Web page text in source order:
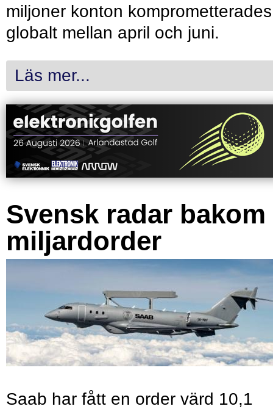
miljoner konton komprometterades
globalt mellan april och juni.
Läs mer...
Svensk radar bakom
miljardorder
Saab har fått en order värd 10,1